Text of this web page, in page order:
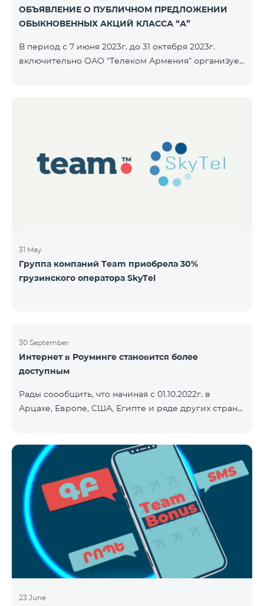
ОБЪЯВЛЕНИЕ О ПУБЛИЧНОМ ПРЕДЛОЖЕНИИ
ОБЫКНОВЕННЫХ АКЦИЙ КЛАССА “А”
В период с 7 июня 2023г. до 31 октября 2023г.
включительно ОАО “Телеком Армения” организует
ОБЬЕМ ПОКУПКИ 200 МИНИМАЛЬНАЯ СУММА
ПОКУПКИ 41,200 драмов ОРГАНИЗАТОР
31 May
Группа компаний Team приобрела 30%
грузинского оператора SkyTel
30 September
Интернет в Роуминге становится более
доступным
Рады соообщить, что начиная с 01.10.2022г. в
Арцахе, Европе, США, Египте и ряде других стран
звонки в Армению звонки – 150 драм/минута.
Исходящие звонки локальные – 500 драм/минута.
SMS – 150 драм. Полный список стран: Арцах,
Албания, Австралия, Австрия, Бельгия, Болгария,
Босния и Герцеговина, Великобритания, Венгрия,
Германия, Греция, Дания, Джерси, Египет,
Ирландия, Исландия, Испани
23 June